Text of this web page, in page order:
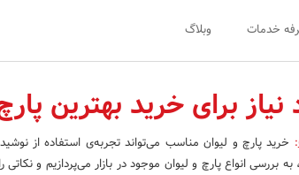
خدمات وبلاگ
برای خرید بهترین
: خرید پارچ و لیوان مناسب می‌تواند تجربه‌ی استفاده از
بررسی انواع پارچ و لیوان موجود در بازار می‌پردازیم و